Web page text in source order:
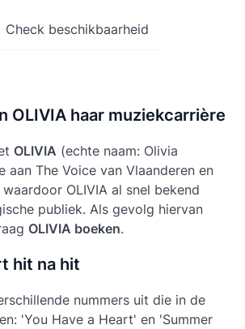
Check beschikbaarheid
OLIVIA haar muziekcarrière
OLIVIA (echte naam: Olivia
aan The Voice van Vlaanderen en
waardoor OLIVIA al snel bekend
publiek. Als gevolg hiervan
OLIVIA boeken.
hit na hit
nummers uit die in de
'You Have a Heart' en 'Summer